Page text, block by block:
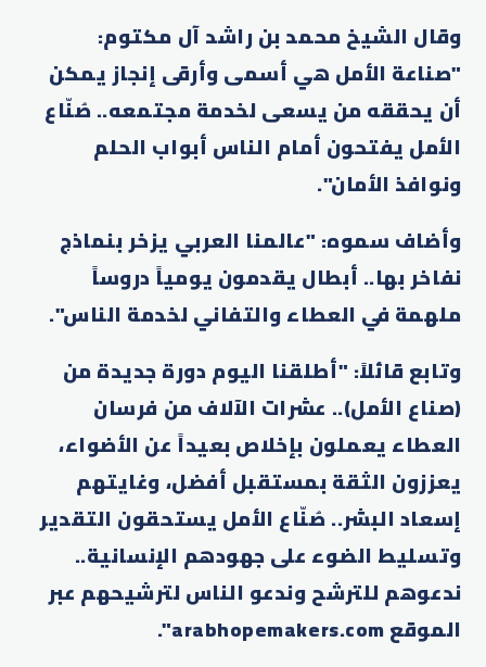
وقال الشيخ محمد بن راشد آل مكتوم:
"صناعة الأمل هي أسمى وأرقى إنجاز يمكن
أن يحققه من يسعى لخدمة مجتمعه.. صُنّاع
الأمل يفتحون أمام الناس أبواب الحلم
ونوافذ الأمان".
وأضاف سموه: "عالمنا العربي يزخر بنماذج
نفاخر بها.. أبطال يقدمون يومياً دروساً
ملهمة في العطاء والتفاني لخدمة الناس".
وتابع قائلاً: "أطلقنا اليوم دورة جديدة من
(صناع الأمل).. عشرات الآلاف من فرسان
العطاء يعملون بإخلاص بعيداً عن الأضواء،
يعززون الثقة بمستقبل أفضل، وغايتهم
إسعاد البشر.. صُنّاع الأمل يستحقون التقدير
وتسليط الضوء على جهودهم الإنسانية..
ندعوهم للترشح وندعو الناس لترشيحهم عبر
الموقع arabhopemakers.com".